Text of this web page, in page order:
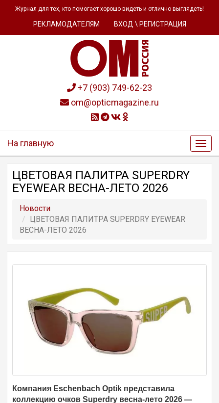
Журнал для тех, кто помогает хорошо видеть и отлично выглядеть!
РЕКЛАМОДАТЕЛЯМ ВХОД \ РЕГИСТРАЦИЯ
+7 (903) 749-62-23
om@opticmagazine.ru
На главную
ЦВЕТОВАЯ ПАЛИТРА SUPERDRY
EYEWEAR ВЕСНА-ЛЕТО 2026
Новости
ЦВЕТОВАЯ ПАЛИТРА SUPERDRY EYEWEAR
ВЕСНА-ЛЕТО 2026
Компания Eschenbach Optik представила
коллекцию очков Superdry весна-лето 2026 —